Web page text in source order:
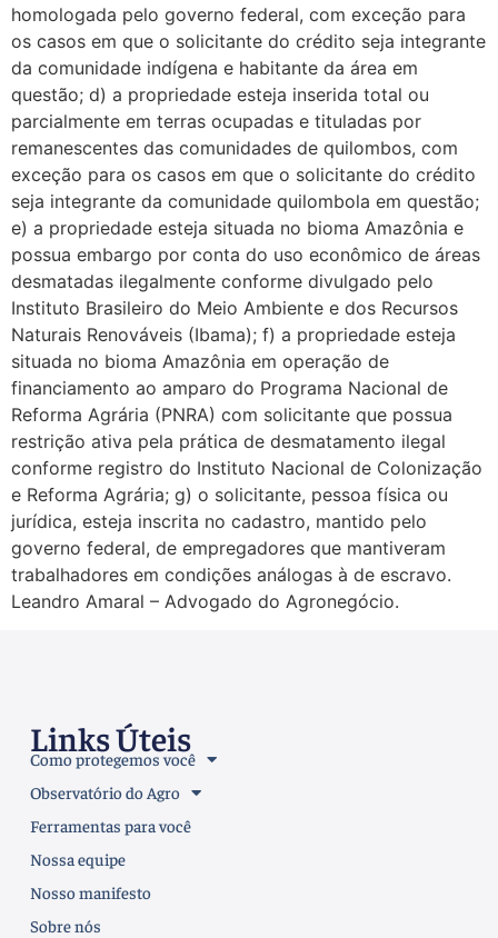
homologada pelo governo federal, com exceção para
os casos em que o solicitante do crédito seja integrante
da comunidade indígena e habitante da área em
questão; d) a propriedade esteja inserida total ou
parcialmente em terras ocupadas e tituladas por
remanescentes das comunidades de quilombos, com
exceção para os casos em que o solicitante do crédito
seja integrante da comunidade quilombola em questão;
e) a propriedade esteja situada no bioma Amazônia e
possua embargo por conta do uso econômico de áreas
desmatadas ilegalmente conforme divulgado pelo
Instituto Brasileiro do Meio Ambiente e dos Recursos
Naturais Renováveis (Ibama); f) a propriedade esteja
situada no bioma Amazônia em operação de
financiamento ao amparo do Programa Nacional de
Reforma Agrária (PNRA) com solicitante que possua
restrição ativa pela prática de desmatamento ilegal
conforme registro do Instituto Nacional de Colonização
e Reforma Agrária; g) o solicitante, pessoa física ou
jurídica, esteja inscrita no cadastro, mantido pelo
governo federal, de empregadores que mantiveram
trabalhadores em condições análogas à de escravo.
Leandro Amaral – Advogado do Agronegócio.
Links Úteis
Como protegemos você
Observatório do Agro
Ferramentas para você
Nossa equipe
Nosso manifesto
Sobre nós